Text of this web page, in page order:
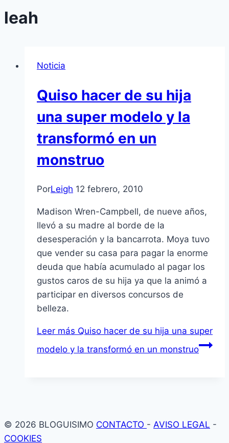
leah
Noticia
Quiso hacer de su hija
una super modelo y la
transformó en un
monstruo
PorLeigh 12 febrero, 2010
Madison Wren-Campbell, de nueve años,
llevó a su madre al borde de la
desesperación y la bancarrota. Moya tuvo
que vender su casa para pagar la enorme
deuda que habí­a acumulado al pagar los
gustos caros de su hija ya que la animó a
participar en diversos concursos de
belleza.
Leer más Quiso hacer de su hija una super
modelo y la transformó en un monstruo
© 2026 BLOGUISIMO CONTACTO - AVISO LEGAL -
COOKIES